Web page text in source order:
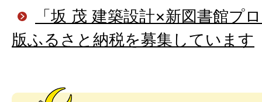
「坂 茂 建築設計×新図書館プ
版ふるさと納税を募集しています